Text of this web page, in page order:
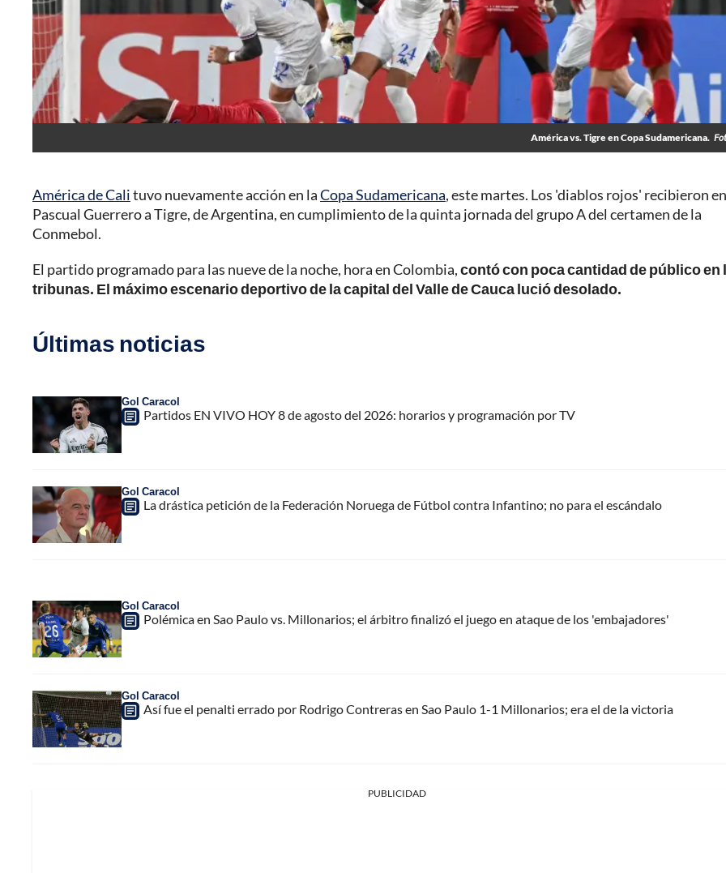
América vs. Tigre en Copa Sudamericana.
América de Calituvo nuevamente acción en laCopa Sudamericana, este martes. Los 'diablos rojos' recibieron
Pascual Guerrero a Tigre, de Argentina, en cumplimiento de la quinta jornada del grupo A del certamen de la
Conmebol.
El partido programado para las nueve de la noche, hora en Colombia,contó con poca cantidad de público en
tribunas. El máximo escenario deportivo de la capital del Valle de Cauca lució desolado.
Últimas noticias
Gol Caracol
Partidos EN VIVO HOY 8 de agosto del 2026: horarios y programación por TV
Gol Caracol
La drástica petición de la Federación Noruega de Fútbol contra Infantino; no para el escándalo
Gol Caracol
Polémica en Sao Paulo vs. Millonarios; el árbitro finalizó el juego en ataque de los 'embajadores'
Gol Caracol
Así fue el penalti errado por Rodrigo Contreras en Sao Paulo 1-1 Millonarios; era el de la victoria
PUBLICIDAD